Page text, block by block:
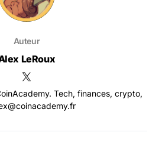
Auteur
LeRoux
Tech, finances, crypto,